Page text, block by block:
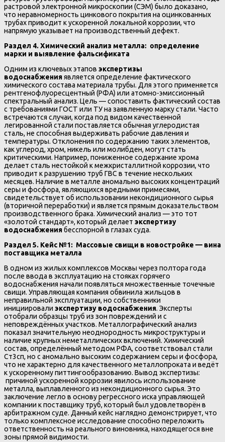
растровой электронной микроскопии (СЭМ) было доказано,
что неравномерность цинкового покрытия на оцинкованных
трубах приводит к ускоренной локальной коррозии, что
напрямую указывает на производственный дефект.
Раздел 4. Химический анализ металла: определение
марки и выявление фальсификата
Одним из ключевых этапов экспертизы
водоснабженияявляется определение фактического
химического состава материала трубы. Для этого применяется
рентгенофлуоресцентный (РФА) или атомно-эмиссионный
спектральный анализ. Цель — сопоставить фактический состав
с требованиями ГОСТ или ТУ на заявленную марку стали. Часто
встречаются случаи, когда под видом качественной
легированной стали поставляется обычная углеродистая
сталь, не способная выдерживать рабочие давления и
температуры. Отклонения по содержанию таких элементов,
как углерод, хром, никель или молибден, могут стать
критическими. Например, пониженное содержание хрома
делает сталь нестойкой к межкристаллитной коррозии, что
приводит к разрушению труб ГВС в течение нескольких
месяцев. Наличие в металле аномально высоких концентраций
серы и фосфора, являющихся вредными примесями,
свидетельствует об использовании некондиционного сырья
(вторичной переработки) и является прямым доказательством
производственного брака. Химический анализ — это тот
«золотой стандарт», который делает экспертизу
водоснабжениябесспорной в глазах суда.
Раздел 5. Кейс №1: Массовые свищи в новостройке — вина
поставщика металла
В одном из жилых комплексов Москвы через полтора года
после ввода в эксплуатацию на стояках горячего
водоснабжения начали появляться множественные точечные
свищи. Управляющая компания обвинила жильцов в
неправильной эксплуатации, но собственники
инициировали экспертизу водоснабжения. Эксперты
отобрали образцы труб из зон повреждений и с
неповреждённых участков. Металлографический анализ
показал значительную неоднородность микроструктуры и
наличие крупных неметаллических включений. Химический
состав, определённый методом РФА, соответствовал стали
Ст3сп, но с аномально высоким содержанием серы и фосфора,
что не характерно для качественного металлопроката и ведёт
к ускоренному питтингообразованию. Вывод экспертизы:
причиной ускоренной коррозии явилось использование
металла, выплавленного из некондиционного сырья. Это
заключение легло в основу регрессного иска управляющей
компании к поставщику труб, который был удовлетворён в
арбитражном суде. Данный кейс наглядно демонстрирует, что
только комплексное исследование способно переложить
ответственность на реального виновника, находящегося вне
зоны прямой видимости.